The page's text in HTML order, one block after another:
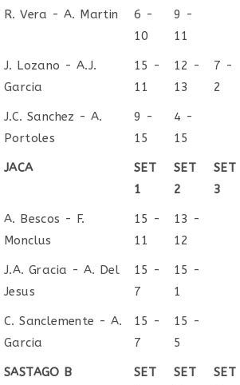
R. Vera - A. Martin
6 -
10
9 -
11
J. Lozano - A.J.
Garcia
15 -
11
12 -
13
7 -
2
J.C. Sanchez - A.
Portoles
9 -
15
4 -
15
JACA
SET
1
SET
2
SET
3
A. Bescos - F.
Monclus
15 -
11
13 -
12
J.A. Gracia - A. Del
Jesus
15 -
7
15 -
1
C. Sanclemente - A.
Garcia
15 -
7
15 -
5
SASTAGO B
SET
SET
SET